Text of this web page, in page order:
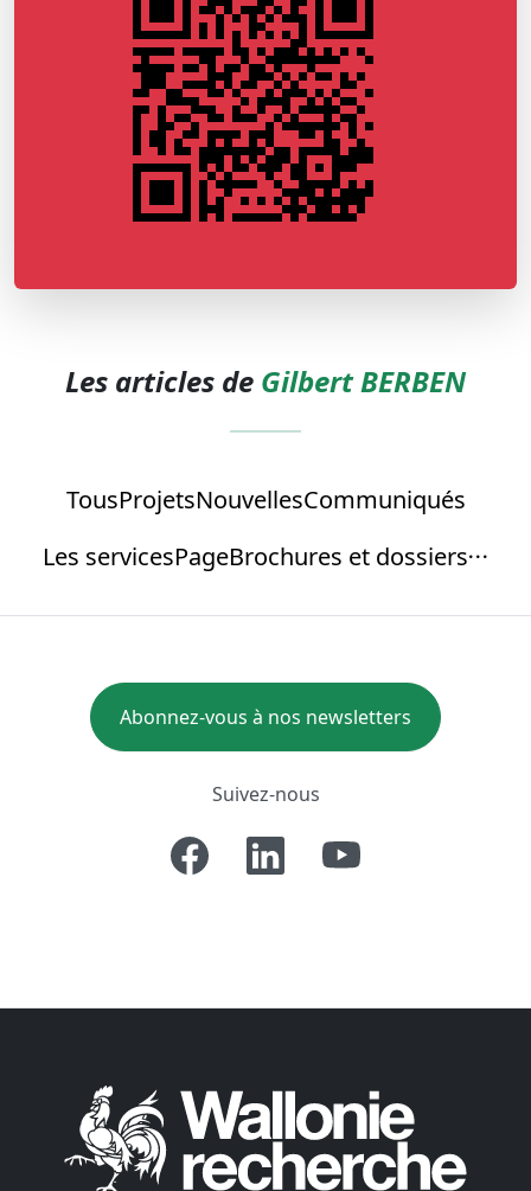
Les articles de Gilbert BERBEN
TousProjetsNouvellesCommuniqués
Les servicesPageBrochures et dossiers
Abonnez-vous à nos newsletters
Suivez-nous